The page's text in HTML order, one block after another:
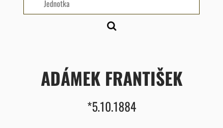
ADÁMEK FRANTIŠEK
*5.10.1884